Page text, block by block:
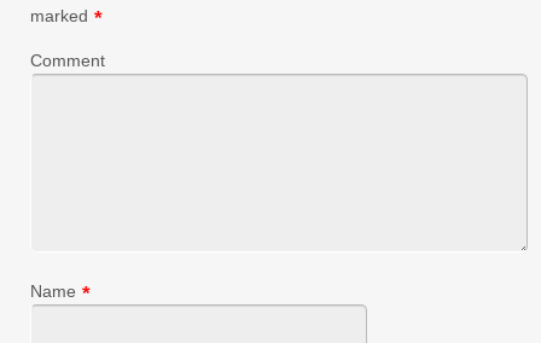
marked *
Comment
Name *